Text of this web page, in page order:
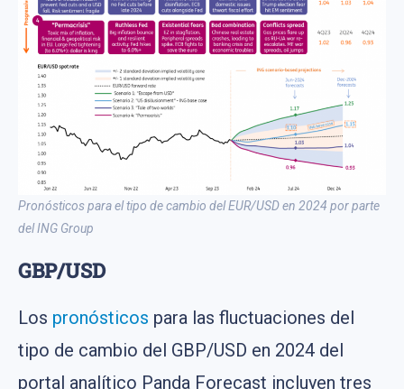
Pronósticos para el tipo de cambio del EUR/USD en 2024 por parte
del ING Group
GBP/USD
Los pronósticos para las fluctuaciones del
tipo de cambio del GBP/USD en 2024 del
portal analítico Panda Forecast incluyen tres